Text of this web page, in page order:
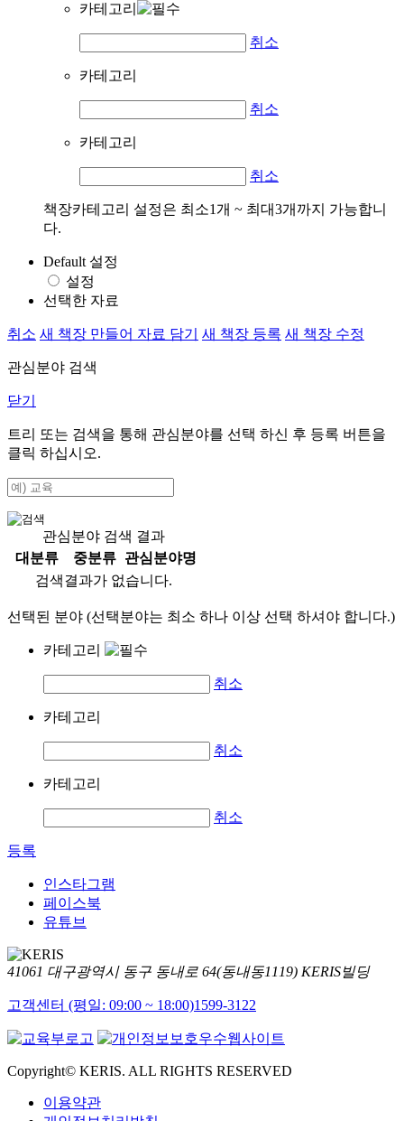
카테고리
취소
카테고리
취소
카테고리
취소
책장카테고리 설정은 최소1개 ~ 최대3개까지 가능합니
다.
Default 설정
설정
선택한 자료
취소 새 책장 만들어 자료 담기 새 책장 등록 새 책장 수정
관심분야 검색
닫기
트리 또는 검색을 통해 관심분야를 선택 하신 후 등록 버튼을
클릭 하십시오.
관심분야 검색 결과
대분류
중분류
관심분야명
검색결과가 없습니다.
선택된 분야 (선택분야는 최소 하나 이상 선택 하셔야 합니다.)
카테고리
취소
카테고리
취소
카테고리
취소
등록
인스타그램
페이스북
유튜브
41061 대구광역시 동구 동내로 64(동내동1119) KERIS빌딩
고객센터 (평일: 09:00 ~ 18:00)1599-3122
Copyright© KERIS. ALL RIGHTS RESERVED
이용약관